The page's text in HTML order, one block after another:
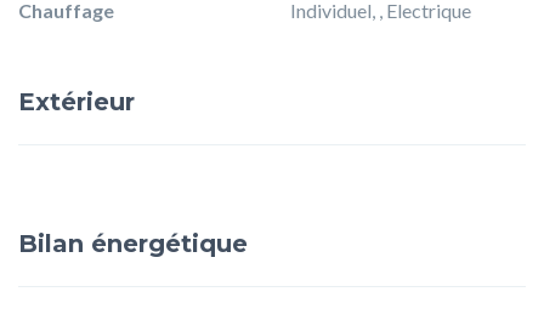
Chauffage
Individuel, , Electrique
Extérieur
Bilan énergétique